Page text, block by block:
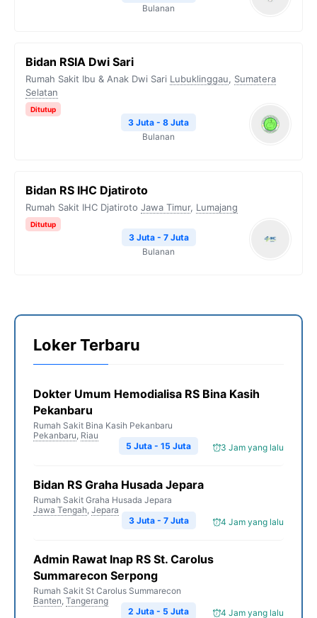
Bulanan
Bidan RSIA Dwi Sari
Rumah Sakit Ibu & Anak Dwi Sari Lubuklinggau, Sumatera
Selatan
Ditutup
3 Juta - 8 Juta
Bulanan
Bidan RS IHC Djatiroto
Rumah Sakit IHC Djatiroto Jawa Timur, Lumajang
Ditutup
3 Juta - 7 Juta
Bulanan
Loker Terbaru
Dokter Umum Hemodialisa RS Bina Kasih
Pekanbaru
Rumah Sakit Bina Kasih Pekanbaru
Pekanbaru, Riau
3 Jam yang lalu
5 Juta - 15 Juta
Bidan RS Graha Husada Jepara
Rumah Sakit Graha Husada Jepara
Jawa Tengah, Jepara
4 Jam yang lalu
3 Juta - 7 Juta
Admin Rawat Inap RS St. Carolus
Summarecon Serpong
Rumah Sakit St Carolus Summarecon
Banten, Tangerang
4 Jam yang lalu
2 Juta - 5 Juta